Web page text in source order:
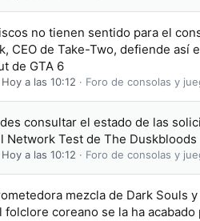
no tienen sentido para el
CEO de Take-Two, defiende así
de GTA 6
Hoy a las 10:12 Foro de consolas y
consultar el estado de las
Network Test de The Duskbloods
Hoy a las 10:12 Foro de consolas y
mezcla de Dark Souls
folclore coreano se la ha acabado